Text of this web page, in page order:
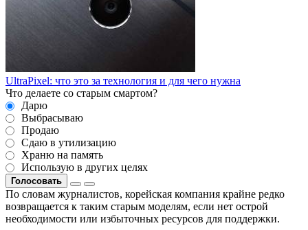
UltraPixel: что это за технология и для чего нужна
Что делаете со старым смартом?
Дарю
Выбрасываю
Продаю
Сдаю в утилизацию
Храню на память
Использую в других целях
Голосовать
По словам журналистов, корейская компания крайне редко
возвращается к таким старым моделям, если нет острой
необходимости или избыточных ресурсов для поддержки.